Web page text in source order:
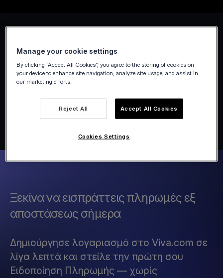
Ξεκίνα να εισπράττεις πληρωμές εξ
αποστάσεως σήμερα
Δημιούργησε λογαριασμό στο Viva.com σε
λίγα λεπτά και στείλε την πρώτη σου
Ειδοποίηση Πληρωμής — χωρίς
Manage your cookie settings
By clicking “Accept All Cookies”, you agree to the storing of cookies on
your device to enhance site navigation, analyze site usage, and assist in
our marketing efforts.
Reject All Accept All Cookies
Cookies Settings